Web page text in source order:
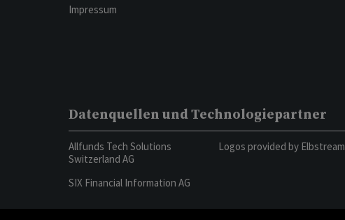
Impressum
Datenquellen und Technologiepartner
Allfunds Tech Solutions
Switzerland AG
SIX Financial Information AG
Logos provided by Elbstream